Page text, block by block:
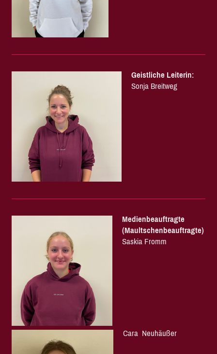
Geistliche Leiterin:
Sonja Breitweg
Medienbeauftragte
(Maultschenbeauftragte)
Saskia Fromm
Cara Neuhäußer